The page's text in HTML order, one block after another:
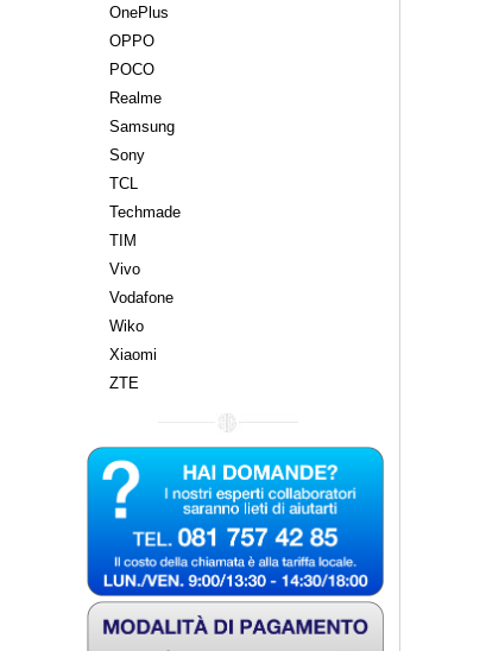
OnePlus
OPPO
POCO
Realme
Samsung
Sony
TCL
Techmade
TIM
Vivo
Vodafone
Wiko
Xiaomi
ZTE